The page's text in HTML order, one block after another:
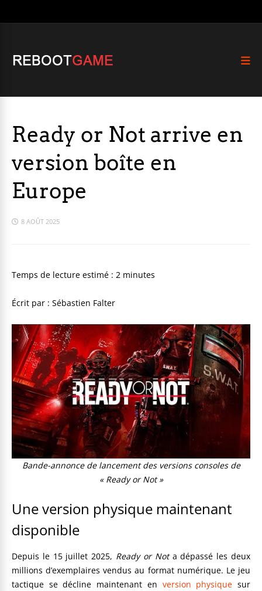
Ready or Not arrive en
version boîte en
Europe
8 AOÛT 2025
Temps de lecture estimé : 2 minutes
Écrit par : Sébastien Falter
Bande-annonce de lancement des versions consoles de
« Ready or Not »
Une version physique maintenant
disponible
Depuis le 15 juillet 2025, Ready or Nota dépassé les deux
millions d’exemplaires vendus au format numérique. Le jeu
tactique se décline maintenant en version physique sur